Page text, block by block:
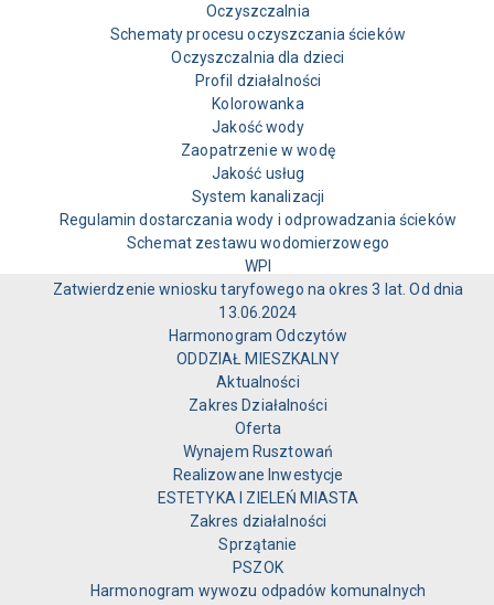
Oczyszczalnia
Schematy procesu oczyszczania ścieków
Oczyszczalnia dla dzieci
Profil działalności
Kolorowanka
Jakość wody
Zaopatrzenie w wodę
Jakość usług
System kanalizacji
Regulamin dostarczania wody i odprowadzania ścieków
Schemat zestawu wodomierzowego
WPI
Zatwierdzenie wniosku taryfowego na okres 3 lat. Od dnia
13.06.2024
Harmonogram Odczytów
ODDZIAŁ MIESZKALNY
Aktualności
Zakres Działalności
Oferta
Wynajem Rusztowań
Realizowane Inwestycje
ESTETYKA I ZIELEŃ MIASTA
Zakres działalności
Sprzątanie
PSZOK
Harmonogram wywozu odpadów komunalnych